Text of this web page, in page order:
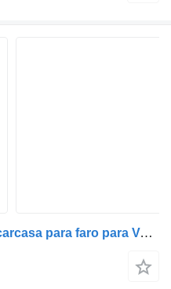
Volvo FM (01.05-) 20452886 carcasa para faro para Volvo FM7-FM12, FM, FMX (1998-2014) camión